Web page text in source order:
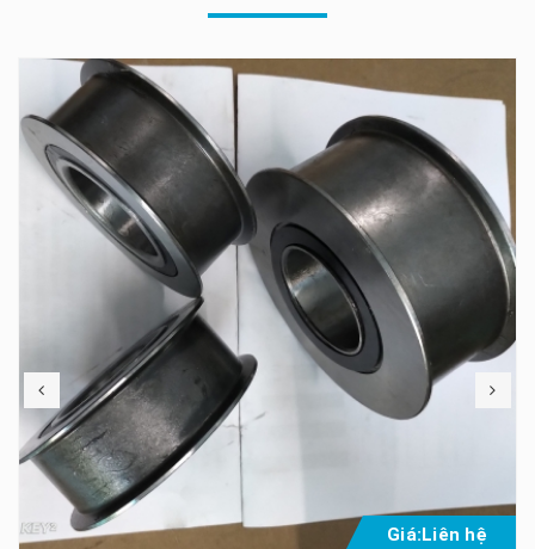
Giá:Liên hệ